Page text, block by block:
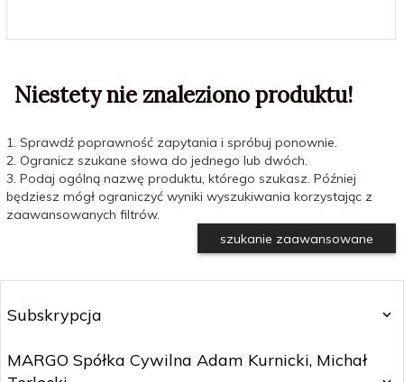
Niestety nie znaleziono produktu!
1. Sprawdź poprawność zapytania i spróbuj ponownie.
2. Ogranicz szukane słowa do jednego lub dwóch.
3. Podaj ogólną nazwę produktu, którego szukasz. Później
będziesz mógł ograniczyć wyniki wyszukiwania korzystając z
zaawansowanych filtrów.
szukanie zaawansowane
Subskrypcja
MARGO Spółka Cywilna Adam Kurnicki, Michał